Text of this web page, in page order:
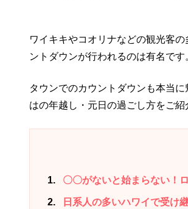
ワイキキやコオリナなどの観光客
ントダウンが行われるのは有名です
タウンでのカウントダウンも本当
はの年越し・元日の過ごし方をご紹
1 〇〇がないと始まらない！
2 日系人の多いハワイで受け